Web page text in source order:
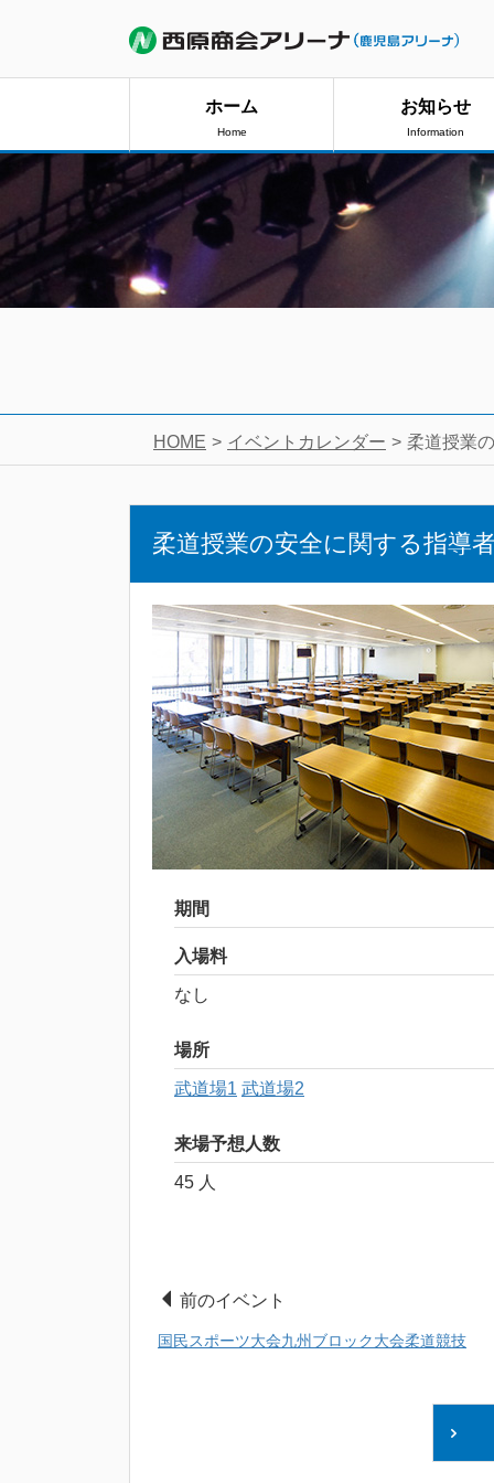
ホーム
Home
お知らせ
Information
HOME イベントカレンダー 柔道授業
柔道授業の安全に関する指導
期間
入場料
なし
場所
武道場1 武道場2
来場予想人数
45 人
前のイベント
国民スポーツ大会九州ブロック大会柔道競技